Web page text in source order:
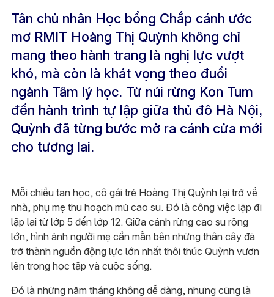
Tân chủ nhân Học bổng Chắp cánh ước
mơ RMIT Hoàng Thị Quỳnh không chỉ
mang theo hành trang là nghị lực vượt
khó, mà còn là khát vọng theo đuổi
ngành Tâm lý học. Từ núi rừng Kon Tum
đến hành trình tự lập giữa thủ đô Hà Nội,
Quỳnh đã từng bước mở ra cánh cửa mới
cho tương lai.
Mỗi chiều tan học, cô gái trẻ Hoàng Thị Quỳnh lại trở về
nhà, phụ mẹ thu hoạch mủ cao su. Đó là công việc lặp đi
lặp lại từ lớp 5 đến lớp 12. Giữa cánh rừng cao su rộng
lớn, hình ảnh người mẹ cần mẫn bên những thân cây đã
trở thành nguồn động lực lớn nhất thôi thúc Quỳnh vươn
lên trong học tập và cuộc sống.
Đó là những năm tháng không dễ dàng, nhưng cũng là